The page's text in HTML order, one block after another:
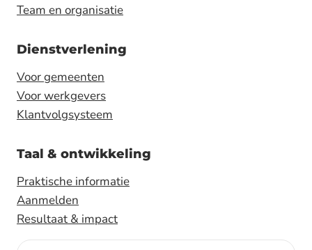
Team en organisatie
Dienstverlening
Voor gemeenten
Voor werkgevers
Klantvolgsysteem
Taal & ontwikkeling
Praktische informatie
Aanmelden
Resultaat & impact